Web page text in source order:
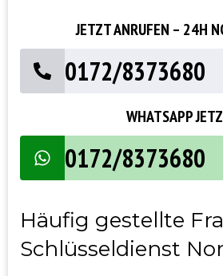
JETZT ANRUFEN – 24H
0172/8373680
WHATSAPP
0172/8373680
Häufig gestellte
Schlüsseldienst